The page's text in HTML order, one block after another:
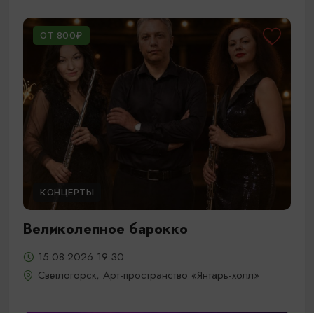
ОТ 800₽
КОНЦЕРТЫ
Великолепное барокко
15.08.2026 19:30
Светлогорск, Арт-пространство «Янтарь-холл»